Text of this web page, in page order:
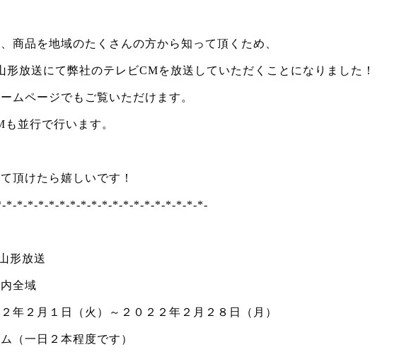
商品を地域のたくさんの方から知って頂くため、
形放送にて弊社のテレビCMを放送していただくことになりました！
ムページでもご覧いただけます。
並行で行います。
頂けたら嬉しいです！
*-*-*-*-*-*-*-*-*-*-*-*-*-*-*-*-*-*-*-
形放送
全域
月１日（火）～２０２２年２月２８日（月）
一日２本程度です）